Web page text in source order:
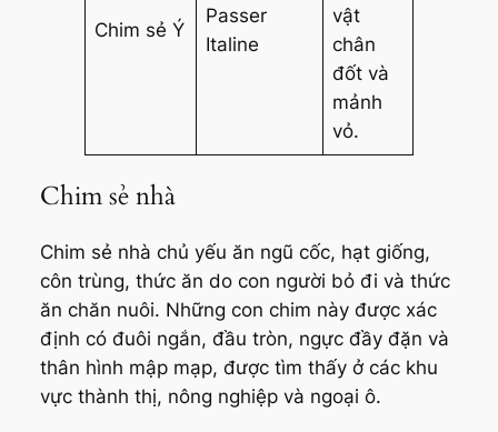
Chim sẻ Ý
Passer
Italine
vật
chân
đốt và
mảnh
vỏ.
Chim sẻ nhà
Chim sẻ nhà chủ yếu ăn ngũ cốc, hạt giống,
côn trùng, thức ăn do con người bỏ đi và thức
ăn chăn nuôi. Những con chim này được xác
định có đuôi ngắn, đầu tròn, ngực đầy đặn và
thân hình mập mạp, được tìm thấy ở các khu
vực thành thị, nông nghiệp và ngoại ô.